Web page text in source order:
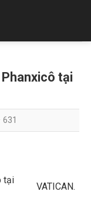
tại
631
VATICAN.